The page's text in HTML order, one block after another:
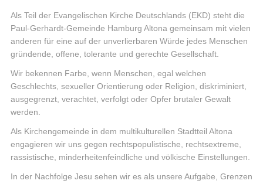
Als Teil der Evangelischen Kirche Deutschlands (EKD) steht die
Paul-Gerhardt-Gemeinde Hamburg Altona gemeinsam mit vielen
anderen für eine auf der unverlierbaren Würde jedes Menschen
gründende, offene, tolerante und gerechte Gesellschaft.
Wir bekennen Farbe, wenn Menschen, egal welchen
Geschlechts, sexueller Orientierung oder Religion, diskriminiert,
ausgegrenzt, verachtet, verfolgt oder Opfer brutaler Gewalt
werden.
Als Kirchengemeinde in dem multikulturellen Stadtteil Altona
engagieren wir uns gegen rechtspopulistische, rechtsextreme,
rassistische, minderheitenfeindliche und völkische Einstellungen.
In der Nachfolge Jesu sehen wir es als unsere Aufgabe, Grenzen